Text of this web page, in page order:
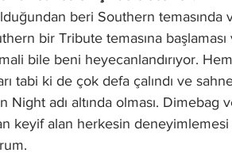
beri Southern temasında
bir Tribute temasına
bile beni heyecanlandırıyor.
tabi ki de çok defa çalındı ve
adı altında olması. Dimebag
keyif alan herkesin